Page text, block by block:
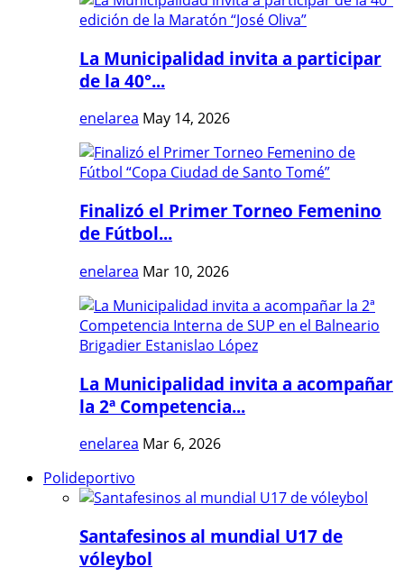
La Municipalidad invita a participar
de la 40°...
enelarea May 14, 2026
Finalizó el Primer Torneo Femenino
de Fútbol...
enelarea Mar 10, 2026
La Municipalidad invita a acompañar
la 2ª Competencia...
enelarea Mar 6, 2026
Polideportivo
Santafesinos al mundial U17 de
vóleybol